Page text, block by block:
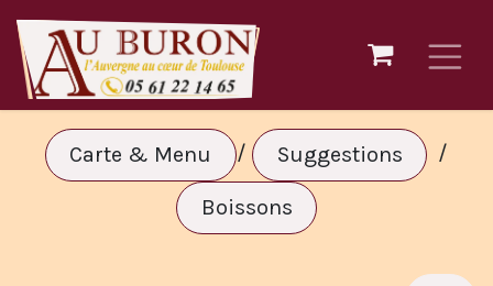
Se rendre au contenu
Carte & Menu / Suggestions /
Boissons